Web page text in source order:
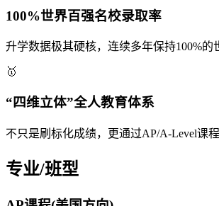
100%世界百强名校录取率
升学数据极其硬核，连续多年保持100%
🥇
“四维立体”全人教育体系
不只是刷标化成绩，更通过AP/A-Level课
专业/班型